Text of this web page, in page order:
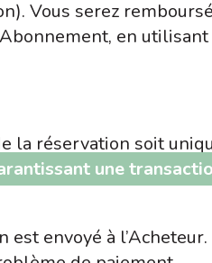
Vous serez
en
la réservation soit
une
envoyé à l’Acheteur.